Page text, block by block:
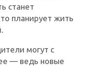
станет
планирует жить
могут с
— ведь новые